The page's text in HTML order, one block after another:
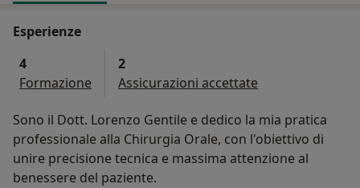
Esperienze
4
Formazione
2
Assicurazioni accettate
Sono il Dott. Lorenzo Gentile e dedico la mia pratica
professionale alla Chirurgia Orale, con l'obiettivo di
unire precisione tecnica e massima attenzione al
benessere del paziente.